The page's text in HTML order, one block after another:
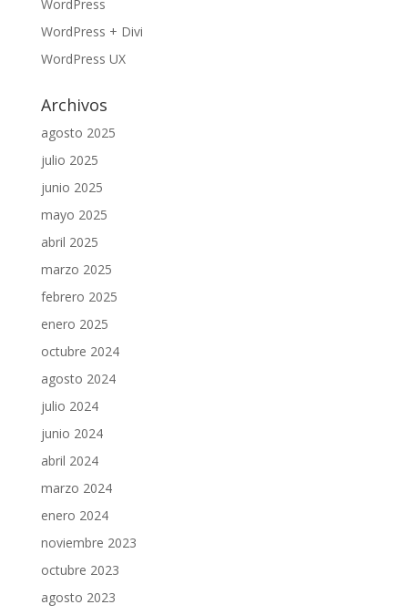
WordPress
WordPress + Divi
WordPress UX
Archivos
agosto 2025
julio 2025
junio 2025
mayo 2025
abril 2025
marzo 2025
febrero 2025
enero 2025
octubre 2024
agosto 2024
julio 2024
junio 2024
abril 2024
marzo 2024
enero 2024
noviembre 2023
octubre 2023
agosto 2023